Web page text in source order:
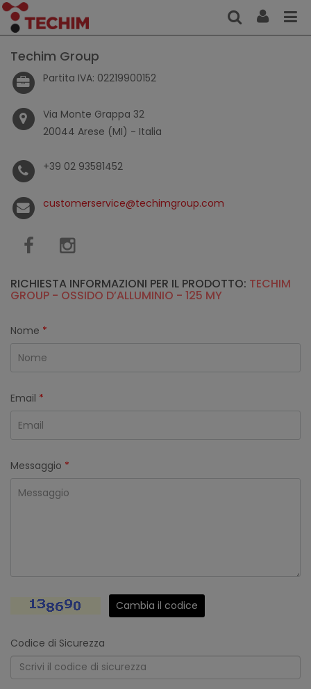
Techim Group
Partita IVA: 02219900152
Via Monte Grappa 32
20044 Arese (MI) - Italia
+39 02 93581452
customerservice@techimgroup.com
RICHIESTA INFORMAZIONI PER IL PRODOTTO: TECHIM
GROUP - OSSIDO D’ALLUMINIO - 125 MY
Nome *
Email *
Messaggio *
Cambia il codice
Codice di Sicurezza